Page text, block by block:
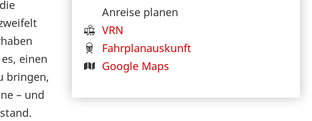
Anreise planen
VRN
Fahrplanauskunft
Google Maps
einen
bringen,
– und